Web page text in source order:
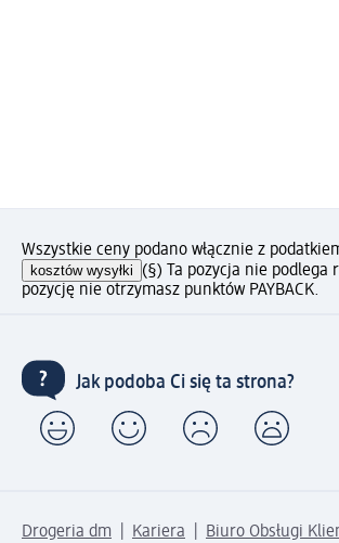
Wszystkie ceny podano włącznie z
kosztów wysyłki (§) Ta pozycja nie podlega
pozycję nie otrzymasz punktów PAYBACK.
Jak podoba Ci się ta strona?
Drogeria dm Kariera
Biuro Obsługi